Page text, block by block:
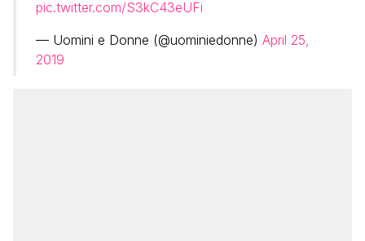
pic.twitter.com/S3kC43eUFi
— Uomini e Donne (@uominiedonne) April 25,
2019